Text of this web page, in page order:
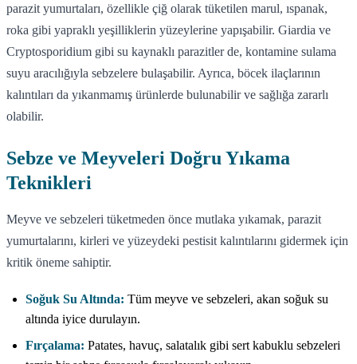
parazit yumurtaları, özellikle çiğ olarak tüketilen marul, ıspanak,
roka gibi yapraklı yeşilliklerin yüzeylerine yapışabilir. Giardia ve
Cryptosporidium gibi su kaynaklı parazitler de, kontamine sulama
suyu aracılığıyla sebzelere bulaşabilir. Ayrıca, böcek ilaçlarının
kalıntıları da yıkanmamış ürünlerde bulunabilir ve sağlığa zararlı
olabilir.
Sebze ve Meyveleri Doğru Yıkama
Teknikleri
Meyve ve sebzeleri tüketmeden önce mutlaka yıkamak, parazit
yumurtalarını, kirleri ve yüzeydeki pestisit kalıntılarını gidermek için
kritik öneme sahiptir.
Soğuk Su Altında: Tüm meyve ve sebzeleri, akan soğuk su
altında iyice durulayın.
Fırçalama: Patates, havuç, salatalık gibi sert kabuklu sebzeleri